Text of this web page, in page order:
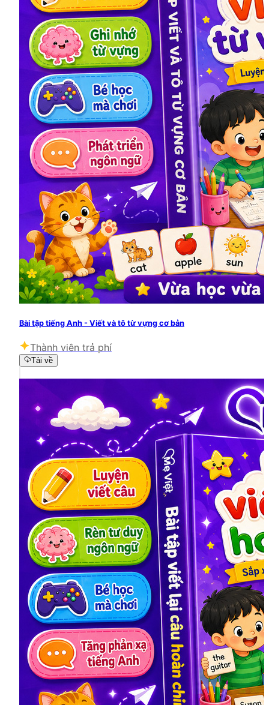
Bài tập tiếng Anh - Viết và tô từ vựng cơ bản
Thành viên trả phí
Tải về